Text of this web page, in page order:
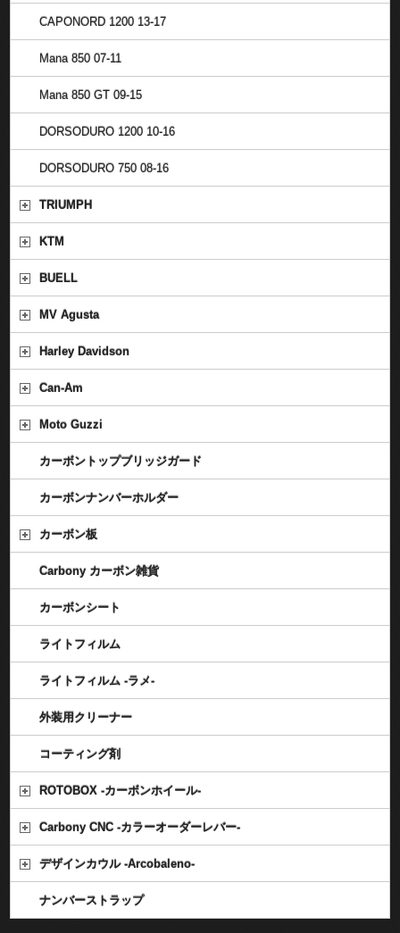
CAPONORD 1200 13-17
Mana 850 07-11
Mana 850 GT 09-15
DORSODURO 1200 10-16
DORSODURO 750 08-16
TRIUMPH
KTM
BUELL
MV Agusta
Harley Davidson
Can-Am
Moto Guzzi
カーボントップブリッジガード
カーボンナンバーホルダー
カーボン板
Carbony カーボン雑貨
カーボンシート
ライトフィルム
ライトフィルム -ラメ-
外装用クリーナー
コーティング剤
ROTOBOX -カーボンホイール-
Carbony CNC -カラーオーダーレバー-
デザインカウル -Arcobaleno-
ナンバーストラップ